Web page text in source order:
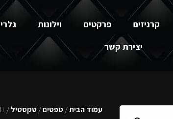
קרניזים פרקטים וילונות
יצירת קשר
עמוד הבית/טפטים/טקסטיל/ MA3101